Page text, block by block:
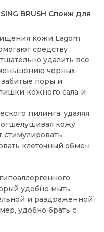
BRUSH Спонж для
кожи Lagom
средству
удалить все
чёрных
поры и
кожного сала и
пилинга, удаляя
кожу.
клеточный обмен
удобно мыть.
и раздражённой
удобно брать с